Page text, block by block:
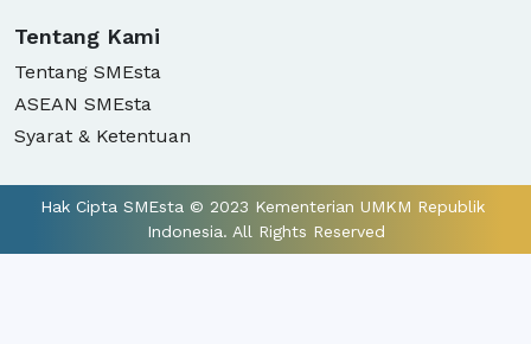
Tentang Kami
Tentang SMEsta
ASEAN SMEsta
Syarat & Ketentuan
Hak Cipta SMEsta © 2023 Kementerian UMKM Republik
Indonesia. All Rights Reserved